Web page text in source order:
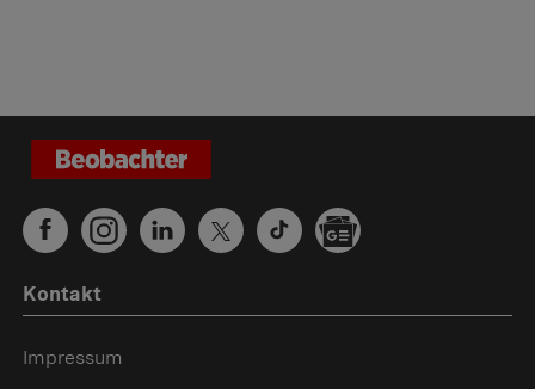
Kontakt
Impressum